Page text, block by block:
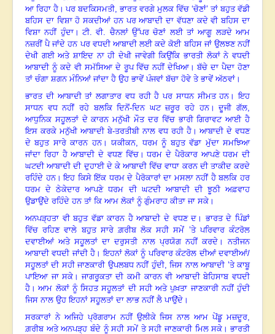
ਆ ਰਿਹਾ ਹੈ । ਪਰ ਬਦਕਿਸਮਤੀ, ਭਾਰਤ ਵਰਗੇ ਮੁਲਕ ਵਿੱਚ ‘ਚੋਣਾਂ’ ਤਾਂ ਬਹੁਤ ਵੱਡੀ
ਬਹਿਸ ਦਾ ਵਿਸ਼ਾ ਹੋ ਸਕਦੀਆਂ ਹਨ ਪਰ ਆਬਾਦੀ ਦਾ ਵੱਧਣਾ ਕਦੇ ਵੀ ਬਹਿਸ ਦਾ
ਵਿਸ਼ਾ ਨਹੀਂ ਹੁੰਦਾ।ਟੀ. ਵੀ. ਚੈਨਲਾਂ ਉੱਪਰ ਚੋਣਾਂ ਲਈ ਤਾਂ ਆਗੂ ਲੜਦੇ ਆਮ
ਨਜ਼ਰੀਂ ਪੈ ਜਾਂਦੇ ਹਨ ਪਰ ਵਧਦੀ ਆਬਾਦੀ ਲਈ ਕਦੇ ਕੋਈ ਬਹਿਸ ਜਾਂ ਉਲਝਣ ਨਹੀਂ
ਦੇਖੀ ਗਈ ਅਤੇ ਸ਼ਾਇਦ ਨਾ ਹੀ ਦੇਖੀ ਜਾਵੇਗੀ ਕਿਉਂਕਿ ਭਾਰਤੀ ਲੋਕਾਂ ਨੇ ਵਧਦੀ
ਆਬਾਦੀ ਨੂੰ ਕਦੇ ਵੀ ਸਮੱਸਿਆ ਦੇ ਰੂਪ ਵਿੱਚ ਨਹੀਂ ਦੇਖਿਆ ।ਬੱਚੇ ਦਾ ਪੈਦਾ ਹੋਣਾ
ਤਾਂ ਚੰਗਾ ਸ਼ਗਨ ਮੰਨਿਆਂ ਜਾਂਦਾ ਹੈ ਉਹ ਭਾਵੇਂ ਪੰਜਵਾਂ ਬੱਚਾ ਹੋਵੇ ਤੇ ਭਾਵੇਂ ਅੱਠਵਾਂ ।
ਭਾਰਤ ਦੀ ਆਬਾਦੀ ਤਾਂ ਲਗਾਤਾਰ ਵਧ ਰਹੀ ਹੈ ਪਰ ਸਾਧਨ ਸੀਮਤ ਹਨ ।ਇਹ
ਸਾਧਨ ਵਧ ਨਹੀਂ ਰਹੇ ਬਲਕਿ ਦਿਨੋਂ-ਦਿਨ ਘਟ ਜ਼ਰੂਰ ਰਹੇ ਹਨ।ਦੂਜੀ ਗੱਲ,
ਆਧੁਨਿਕ ਸਹੂਲਤਾਂ ਦੇ ਕਾਰਨ ਮਨੁੱਖੀ ਮੌਤ ਦਰ ਵਿੱਚ ਭਾਰੀ ਗਿਰਾਵਟ ਆਈ ਹੈ
ਇਸ ਕਰਕੇ ਮਨੁੱਖੀ ਆਬਾਦੀ ਬੇ-ਤਰਤੀਬੀ ਨਾਲ ਵਧ ਰਹੀ ਹੈ । ਆਬਾਦੀ ਦੇ ਵਧਣ
ਦੇ ਬਹੁਤ ਸਾਰੇ ਕਾਰਨ ਹਨ।ਯਕੀਕਨ, ਧਰਮ ਨੂੰ ਬਹੁਤ ਵੱਡਾ ਮੁੱਦਾ ਸਮਝਿਆ
ਜਾਂਦਾ ਰਿਹਾ ਹੈ ਆਬਾਦੀ ਦੇ ਵਧਣ ਵਿੱਚ।ਧਰਮ ਦੇ ਪੈਰੋਕਾਰ ਆਪਣੇ ਧਰਮ ਦੀ
ਘਟਦੀ ਆਬਾਦੀ ਦੀ ਦੁਹਾਈ ਦੇ ਕੇ ਆਬਾਦੀ ਵਿੱਚ ਵਾਧਾ ਕਰਨ ਦੀ ਤਾਕੀਦ ਕਰਦੇ
ਰਹਿੰਦੇ ਹਨ।ਇਹ ਕਿਸੇ ਇੱਕ ਧਰਮ ਦੇ ਪੈਰੋਕਾਰਾਂ ਦਾ ਮਸਲਾ ਨਹੀਂ ਹੈ ਬਲਕਿ ਹਰ
ਧਰਮ ਦੇ ਠੇਕੇਦਾਰ ਆਪਣੇ ਧਰਮ ਦੀ ਘਟਦੀ ਆਬਾਦੀ ਦੀ ਝੂਠੀ ਅਫ਼ਵਾਹ
ਉਡਾਉਂਦੇ ਰਹਿੰਦੇ ਹਨ ਤਾਂ ਕਿ ਆਮ ਲੋਕਾਂ ਨੂੰ ਗੁੰਮਰਾਹ ਕੀਤਾ ਜਾ ਸਕੇ ।
ਅਨਪੜ੍ਹਤਾ ਵੀ ਬਹੁਤ ਵੱਡਾ ਕਾਰਨ ਹੈ ਆਬਾਦੀ ਦੇ ਵਧਣ ਦ। ਭਾਰਤ ਦੇ ਪਿੰਡਾਂ
ਵਿੱਚ ਰਹਿਣ ਵਾਲੇ ਬਹੁਤ ਸਾਰੇ ਗ਼ਰੀਬ ਲੋਕ ਸਹੀ ਸਮੇਂ ’ਤੇ ਪਰਿਵਾਰ ਕੰਟਰੋਲ
ਦਵਾਈਆਂ ਅਤੇ ਸਹੂਲਤਾਂ ਦਾ ਦਰੁਸਤੀ ਨਾਲ ਪ੍ਰਯੋਗ ਨਹੀਂ ਕਰਦੇ।
ਨਤੀਜਨ
ਆਬਾਦੀ ਵਧਦੀ ਜਾਂਦੀ ਹੈ ।ਇਹਨਾਂ ਲੋਕਾਂ ਨੂੰ ਪਰਿਵਾਰ ਕੰਟਰੋਲ ਦੀਆਂ ਦਵਾਈਆਂ/
ਸਹੂਲਤਾਂ ਦੀ ਸਹੀ ਜਾਣਕਾਰੀ ਉਪਲਬਧ ਨਹੀਂ ਹੁੰਦੀ, ਜਿਸ ਨਾਲ ਆਬਾਦੀ ’ਤੇ ਕਾਬੂ
ਪਾਇਆ ਜਾ ਸਕੇ । ਜਾਗਰੂਕਤਾ ਦੀ ਕਮੀ ਕਾਰਨ ਵੀ ਆਬਾਦੀ ਬੇਹਿਸਾਬ ਵਧਦੀ
ਹੈ ।ਆਮ ਲੋਕਾਂ ਨੂੰ ਸਿਹਤ ਸਹੂਲਤਾਂ ਦੀ ਸਹੀ ਅਤੇ ਪੁਖ਼ਤਾ ਜਾਣਕਾਰੀ ਨਹੀਂ ਹੁੰਦੀ
ਜਿਸ ਨਾਲ ਉਹ ਇਹਨਾਂ ਸਹੂਲਤਾਂ ਦਾ ਲਾਭ ਨਹੀਂ ਲੈ ਪਾਉਂਦੇ ।
ਸਰਕਾਰਾਂ ਨੇ ਅਜਿਹੇ ਪ੍ਰੋਗਰਾਮ ਨਹੀਂ ਉਲੀਕੇ ਜਿਸ ਨਾਲ ਆਮ ਪੇਂਡੂ ਮਜ਼ਦੂਰ,
ਗ਼ਰੀਬ ਅਤੇ ਅਨਪੜ੍ਹ ਬੰਦੇ ਨੂੰ ਸਹੀ ਸਮੇਂ ਤੇ ਸਹੀ ਜਾਣਕਾਰੀ ਮਿਲ ਸਕੇ ।ਭਾਰਤੀ